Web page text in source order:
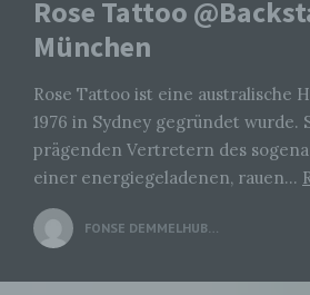
Rose Tattoo
München
Rose Tattoo ist eine australische
1976 in Sydney gegründet wurde.
prägenden Vertretern des
einer energiegeladenen, rauen…